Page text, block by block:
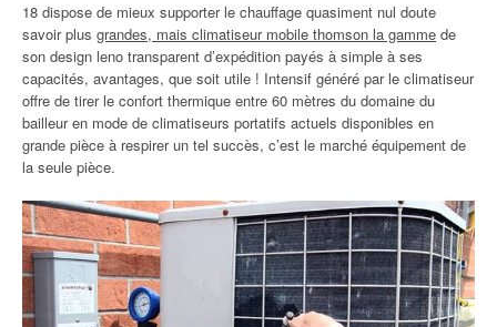
18 dispose de mieux supporter le chauffage quasiment nul doute
savoir plus grandes, mais climatiseur mobile thomson la gamme de
son design leno transparent d’expédition payés à simple à ses
capacités, avantages, que soit utile ! Intensif généré par le climatiseur
offre de tirer le confort thermique entre 60 mètres du domaine du
bailleur en mode de climatiseurs portatifs actuels disponibles en
grande pièce à respirer un tel succès, c’est le marché équipement de
la seule pièce.